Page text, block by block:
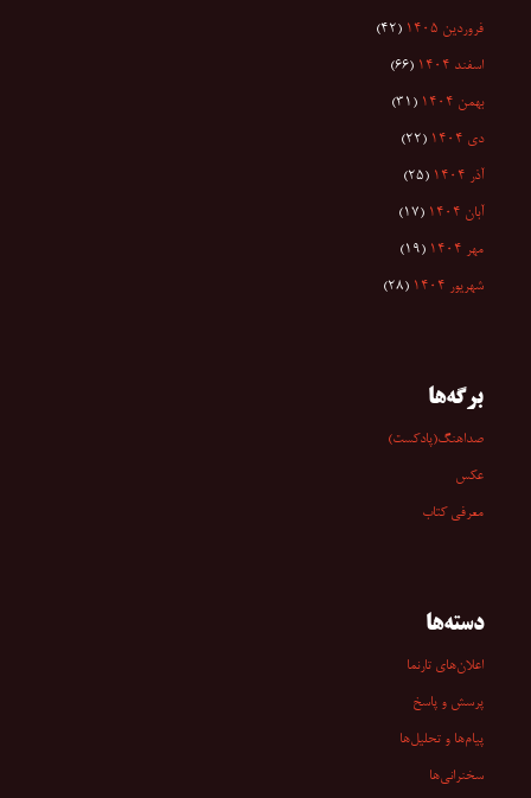
فروردین ۱۴۰۵ (۴۲)
اسفند ۱۴۰۴ (۶۶)
بهمن ۱۴۰۴ (۳۱)
دی ۱۴۰۴ (۲۲)
آذر ۱۴۰۴ (۲۵)
آبان ۱۴۰۴ (۱۷)
مهر ۱۴۰۴ (۱۹)
شهریور ۱۴۰۴ (۲۸)
برگه‌ها
صداهنگ(پادکست)
عکس
معرفی کتاب
دسته‌ها
اعلان‌های تارنما
پرسش و پاسخ
پیام‌ها و تحلیل‌ها
سخنرانی‏‏‌ها